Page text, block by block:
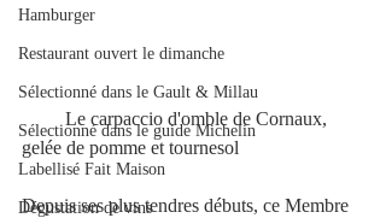
Hamburger
Restaurant ouvert le dimanche
Sélectionné dans le Gault & Millau
Sélectionné dans le guide Michelin
Labellisé Fait Maison
Dégustation de vins
gelée de pomme et tournesol
Depuis ses plus tendres débuts, ce Membre